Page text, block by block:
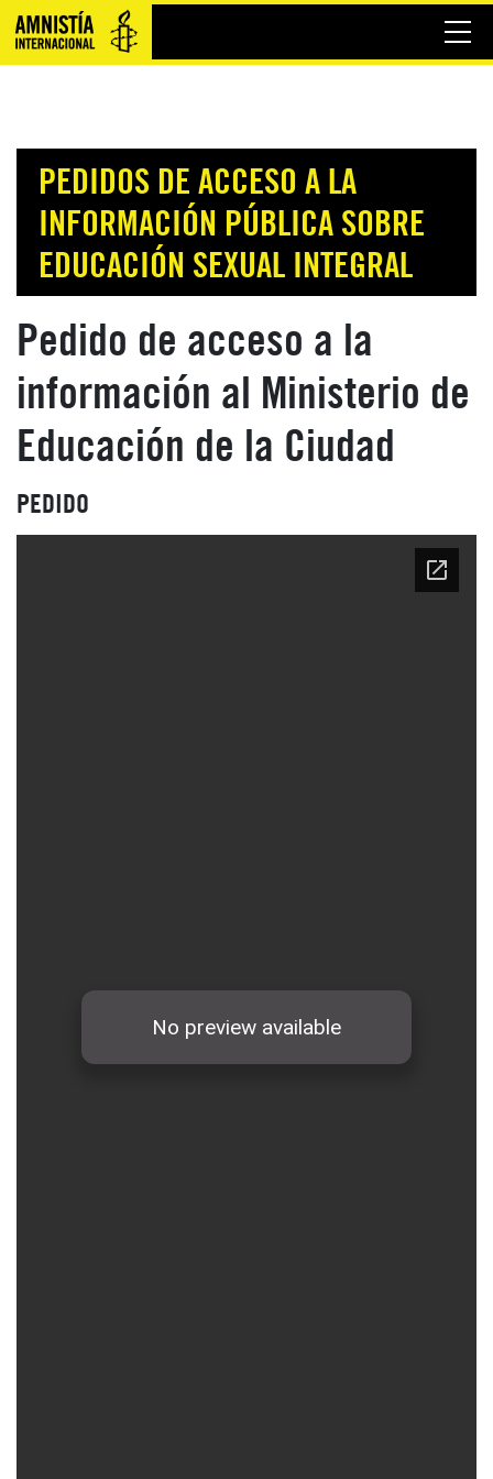
PEDIDOS DE ACCESO A LA
INFORMACIÓN PÚBLICA SOBRE
EDUCACIÓN SEXUAL INTEGRAL
Pedido de acceso a la
información al Ministerio de
Educación de la Ciudad
PEDIDO